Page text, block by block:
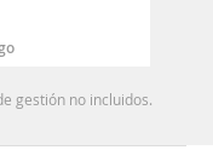
gestión no incluidos.